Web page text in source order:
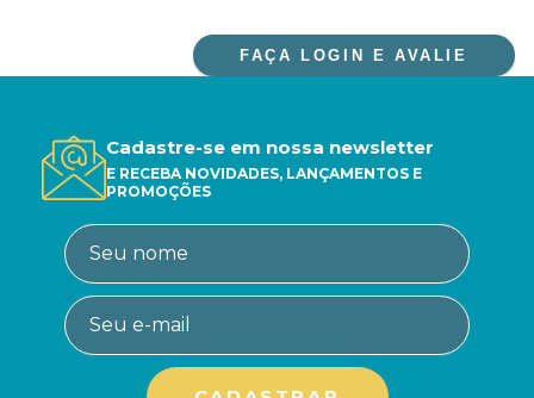
FAÇA LOGIN E AVALIE
Cadastre-se em nossa newsletter
E RECEBA NOVIDADES, LANÇAMENTOS E
PROMOÇÕES